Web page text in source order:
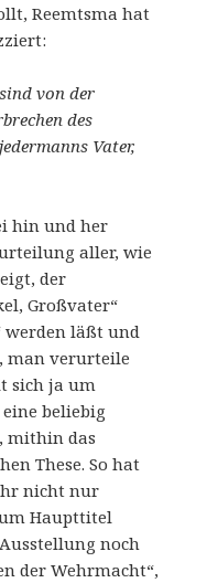
Reemtsma hat
von der
des
Vater,
hin und her
aller, wie
der
Großvater“
werden läßt und
man verurteile
sich ja um
beliebig
mithin das
These. So hat
nicht nur
Haupttitel
noch
der Wehrmacht“,